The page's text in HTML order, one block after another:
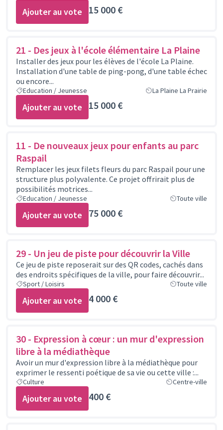
Ajouter au vote 15 000 €
21 - Des jeux à l'école élémentaire La Plaine
Installer des jeux pour les élèves de l'école La Plaine.
Installation d'une table de ping-pong, d'une table échec
ou encore...
Education / Jeunesse La Plaine La Prairie
Ajouter au vote 15 000 €
11 - De nouveaux jeux pour enfants au parc
Raspail
Remplacer les jeux filets fleurs du parc Raspail pour une
structure plus polyvalente. Ce projet offrirait plus de
possibilités motrices...
Education / Jeunesse Toute ville
Ajouter au vote 75 000 €
29 - Un jeu de piste pour découvrir la Ville
Ce jeu de piste reposerait sur des QR codes, cachés dans
des endroits spécifiques de la ville, pour faire découvrir...
Sport / Loisirs Toute ville
Ajouter au vote 4 000 €
30 - Expression à cœur : un mur d'expression
libre à la médiathèque
Avoir un mur d'expression libre à la médiathèque pour
exprimer le ressenti poétique de sa vie ou cette ville :...
Culture Centre-ville
Ajouter au vote 400 €